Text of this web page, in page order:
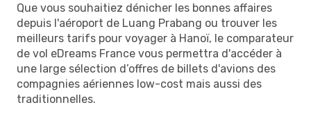
Que vous souhaitiez dénicher les bonnes affaires
depuis l'aéroport de Luang Prabang ou trouver les
meilleurs tarifs pour voyager à Hanoï, le comparateur
de vol eDreams France vous permettra d'accéder à
une large sélection d’offres de billets d'avions des
compagnies aériennes low-cost mais aussi des
traditionnelles.